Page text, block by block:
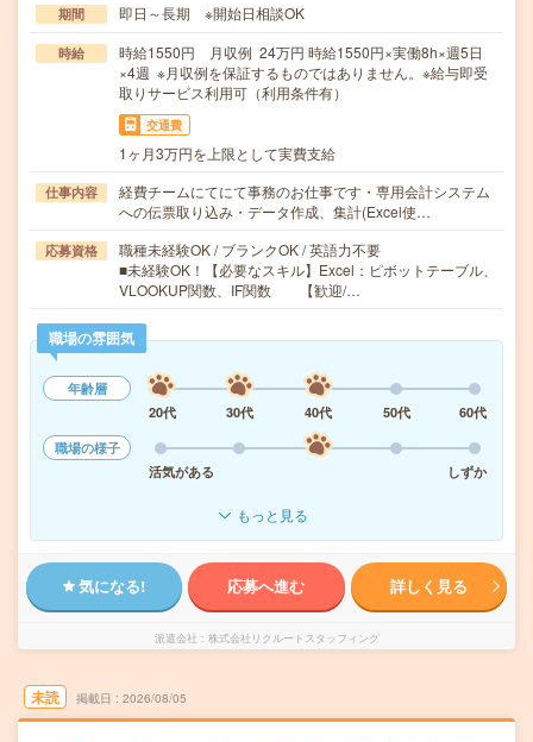
期間 即日～長期 ※開始日相談OK
時給
時給1550円 月収例 24万円 時給1550円×実働8h×週5日
×4週 ※月収例を保証するものではありません。※給与即受
取りサービス利用可（利用条件有）
交通費
1ヶ月3万円を上限として実費支給
仕事内容
経費チームにてにて事務のお仕事です・専用会計システム
への伝票取り込み・データ作成、集計(Excel使…
応募資格
職種未経験OK / ブランクOK / 英語力不要
■未経験OK！【必要なスキル】Excel：ピボットテーブル、
VLOOKUP関数、IF関数 【歓迎/…
職場の雰囲気
年齢層
20代
30代 40代 50代
60代
職場の様子
活気がある
しずか
もっと見る
気になる! 応募へ進む 詳しく見る
派遣会社 株式会社リクルートスタッフィング
未読 掲載日 2026/08/05